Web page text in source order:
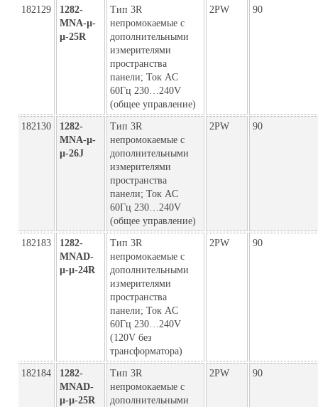
182129
1282-
MNA-µ-
µ-25R
Тип 3R
непромокаемые с
дополнительными
измерителями
пространства
панели; Ток AC
60Гц 230…240V
(общее управление)
2PW 90
182130
1282-
MNA-µ-
µ-26J
Тип 3R
непромокаемые с
дополнительными
измерителями
пространства
панели; Ток AC
60Гц 230…240V
(общее управление)
2PW 90
182183
1282-
MNAD-
µ-µ-24R
Тип 3R
непромокаемые с
дополнительными
измерителями
пространства
панели; Ток AC
60Гц 230…240V
(120V без
трансформатора)
2PW 90
182184
1282-
MNAD-
µ-µ-25R
Тип 3R
непромокаемые с
дополнительными
2PW 90